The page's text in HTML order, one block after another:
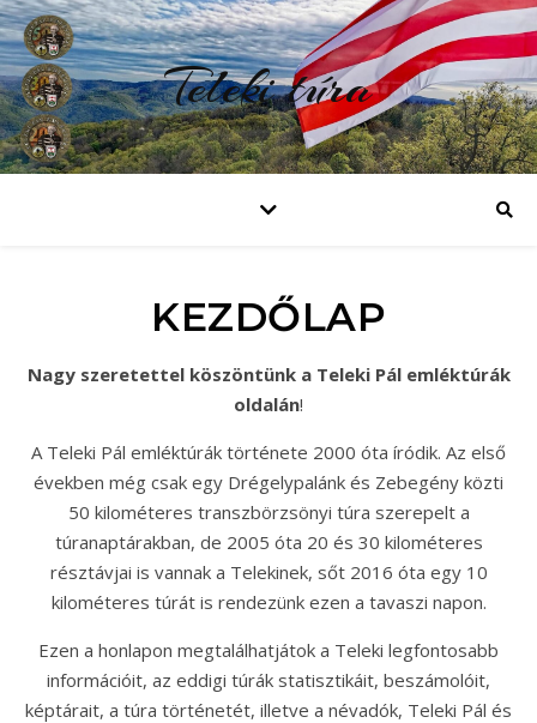
Teleki túra
KEZDŐLAP
Nagy szeretettel köszöntünk a Teleki Pál emléktúrák
oldalán!
A Teleki Pál emléktúrák története 2000 óta íródik. Az első
években még csak egy Drégelypalánk és Zebegény közti
50 kilométeres transzbörzsönyi túra szerepelt a
túranaptárakban, de 2005 óta 20 és 30 kilométeres
résztávjai is vannak a Telekinek, sőt 2016 óta egy 10
kilométeres túrát is rendezünk ezen a tavaszi napon.
Ezen a honlapon megtalálhatjátok a Teleki legfontosabb
információit, az eddigi túrák statisztikáit, beszámolóit,
képtárait, a túra történetét, illetve a névadók, Teleki Pál és